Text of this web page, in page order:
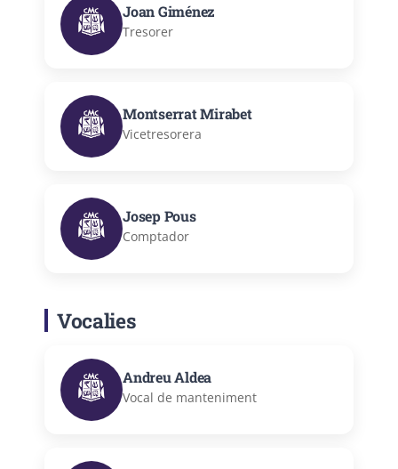
Joan Giménez
Tresorer
Montserrat Mirabet
Vicetresorera
Josep Pous
Comptador
Vocalies
Andreu Aldea
Vocal de manteniment